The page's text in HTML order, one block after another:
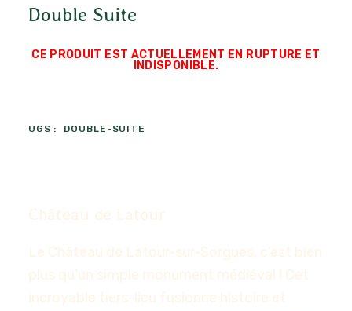
Double Suite
CE PRODUIT EST ACTUELLEMENT EN RUPTURE ET
INDISPONIBLE.
UGS : DOUBLE-SUITE
Château de Latour
Le Château de Latour-sur-Sorgues, c’est bien
plus qu’un simple monument médiéval ! Cet
incroyable tiers-lieu fusionne histoire et